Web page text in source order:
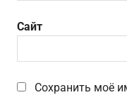
Сайт
Сохранить моё